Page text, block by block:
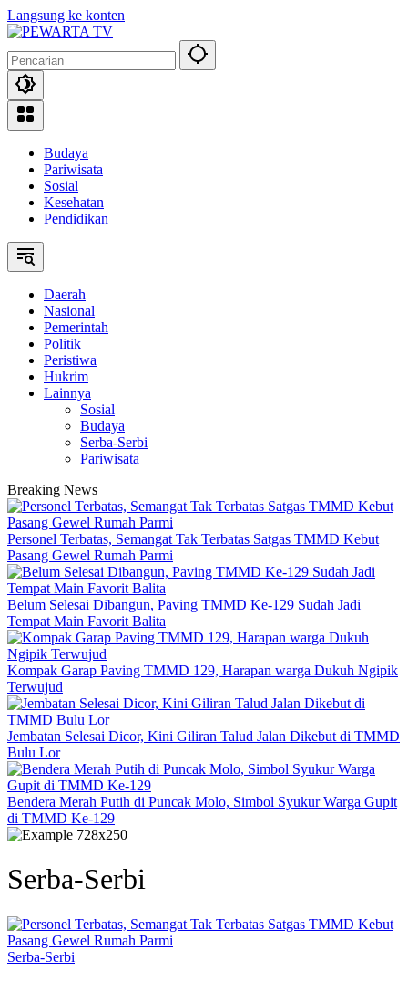
Langsung ke konten
Budaya
Pariwisata
Sosial
Kesehatan
Pendidikan
Daerah
Nasional
Pemerintah
Politik
Peristiwa
Hukrim
Lainnya
Sosial
Budaya
Serba-Serbi
Pariwisata
Breaking News
Personel Terbatas, Semangat Tak Terbatas Satgas TMMD Kebut
Pasang Gewel Rumah Parmi
Belum Selesai Dibangun, Paving TMMD Ke-129 Sudah Jadi
Tempat Main Favorit Balita
Kompak Garap Paving TMMD 129, Harapan warga Dukuh Ngipik
Terwujud
Jembatan Selesai Dicor, Kini Giliran Talud Jalan Dikebut di TMMD
Bulu Lor
Bendera Merah Putih di Puncak Molo, Simbol Syukur Warga Gupit
di TMMD Ke-129
Serba-Serbi
Serba-Serbi